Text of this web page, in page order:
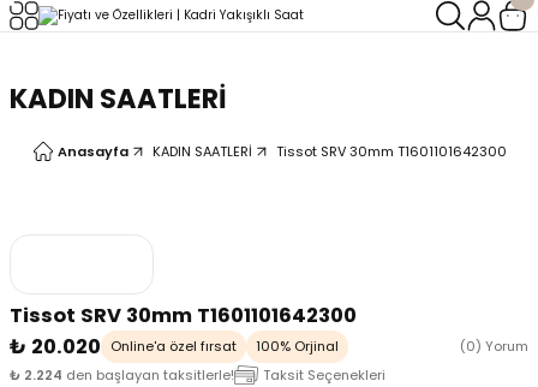
KADIN SAATLERİ
Anasayfa KADIN SAATLERİ Tissot SRV 30mm T1601101642300
Tissot SRV 30mm T1601101642300
₺ 20.020
Online'a özel fırsat 100% Orjinal
(0) Yorum
₺ 2.224 den başlayan taksitlerle!
Taksit Seçenekleri
Geri Dön
Geri Dön